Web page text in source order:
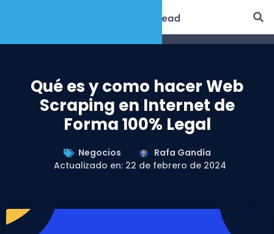
Qué es y como hacer Web
Scraping en Internet de
Forma 100% Legal
Negocios
Rafa Gandía
Actualizado en: 22 de febrero de 2024